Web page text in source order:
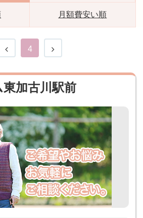
施設関係者の方へ
月額費安い順
4
加古川駅前